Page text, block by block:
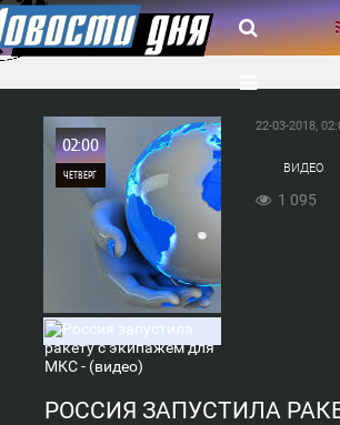
02:00
ЧЕТВЕРГ
22-03-2018,
ВИДЕО
1 095
РОССИЯ ЗАПУСТИЛА